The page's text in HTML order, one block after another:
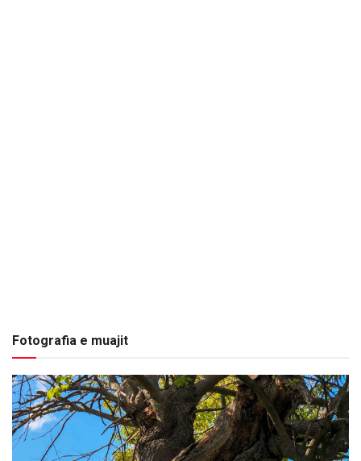
Fotografia e muajit